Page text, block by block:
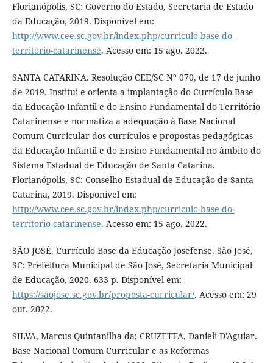
Florianópolis, SC: Governo do Estado, Secretaria de Estado
da Educação, 2019. Disponível em:
http://www.cee.sc.gov.br/index.php/curriculo-base-do-
territorio-catarinense. Acesso em: 15 ago. 2022.
SANTA CATARINA. Resolução CEE/SC Nº 070, de 17 de junho
de 2019. Institui e orienta a implantação do Currículo Base
da Educação Infantil e do Ensino Fundamental do Território
Catarinense e normatiza a adequação à Base Nacional
Comum Curricular dos currículos e propostas pedagógicas
da Educação Infantil e do Ensino Fundamental no âmbito do
Sistema Estadual de Educação de Santa Catarina.
Florianópolis, SC: Conselho Estadual de Educação de Santa
Catarina, 2019. Disponível em:
http://www.cee.sc.gov.br/index.php/curriculo-base-do-
territorio-catarinense. Acesso em: 15 ago. 2022.
SÃO JOSÉ. Currículo Base da Educação Josefense. São José,
SC: Prefeitura Municipal de São José, Secretaria Municipal
de Educação, 2020. 633 p. Disponível em:
https://saojose.sc.gov.br/proposta-curricular/. Acesso em: 29
out. 2022.
SILVA, Marcus Quintanilha da; CRUZETTA, Danieli D'Aguiar.
Base Nacional Comum Curricular e as Reformas